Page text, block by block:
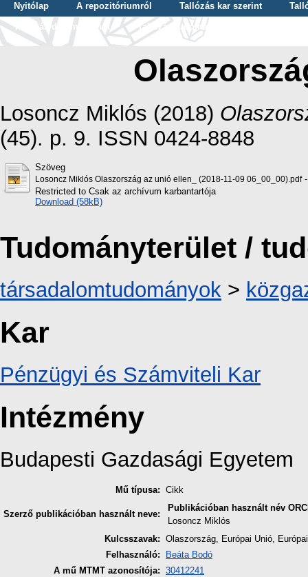
Nyitólap A repozitóriumról Tallózás kar szerint
Tallózás dátum szerint
Tallózás tudományterület szerint
Losoncz Miklós (2018)
(45). p. 9. ISSN 0424-8848
Szöveg
Losoncz Miklós Olaszország az unió ellen_ (2018-11-09 06_00_00).pdf-
Restricted to Csak az archívum karbantartója
Download (58kB)
Tudományterület /
társadalomtudományok >
Kar
Pénzügyi és Számviteli Kar
Intézmény
Budapesti Gazdasági Egyetem
Mű típusa: Cikk
Szerző publikációban használt neve:
Publikációban használt név
Losoncz Miklós
Kulcsszavak: Olaszország, Európai Unió,
Felhasználó:
Beáta Bodó
A mű MTMT azonosítója: 30412241